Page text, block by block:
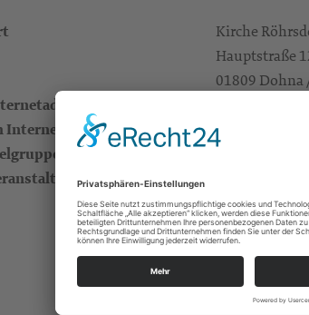
Kirche
Hauptstraße
01809
(eigene Infos
Internet)
https://
Alle
Altleubnitz 1
01219
ksp.dresden-
https://